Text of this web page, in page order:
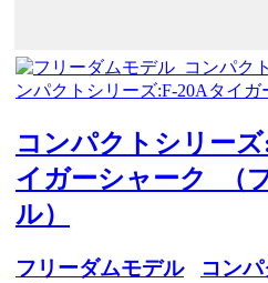
コンパクトシリーズ
イガーシャーク （
ル）
フリーダムモデル
コン